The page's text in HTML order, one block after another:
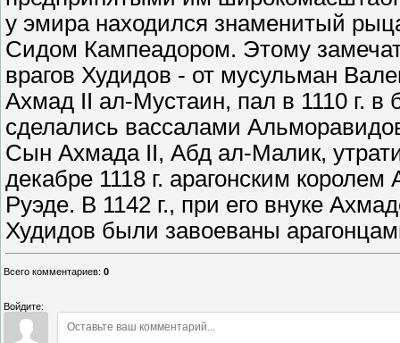
у эмира находился знаменитый
Сидом Кампеадором. Этому
врагов Худидов - от мусульман
Ахмад II ал-Мустаин, пал в 1110 г. в
сделались вассалами
Сын Ахмада II, Абд ал-Малик,
декабре 1118 г. арагонским
Руэде. В 1142 г., при его внуке
Худидов были завоеваны
Всего комментариев: 0
Войдите: